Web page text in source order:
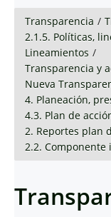
Transparencia /
2.1.5. Políticas,
Lineamientos /
Transparencia y
Nueva
4. Planeación,
4.3. Plan de
2. Reportes plan
2.2. Componente